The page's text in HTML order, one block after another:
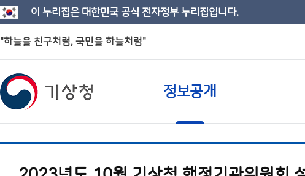
이 누리집은 대한민국 공식 전자정부 누리집입니다.
"하늘을 친구처럼, 국민을 하늘처럼"
정보공개